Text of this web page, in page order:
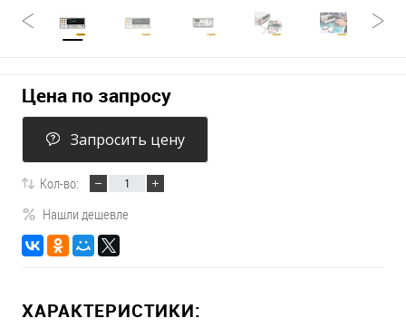
Цена по запросу
Запросить цену
Кол-во:
Нашли дешевле
ХАРАКТЕРИСТИКИ: